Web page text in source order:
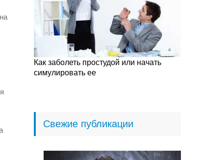
Как заболеть простудой или начать
симулировать ее
Свежие публикации